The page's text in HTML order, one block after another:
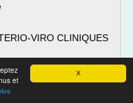
X
et
VIRO CLINIQUES